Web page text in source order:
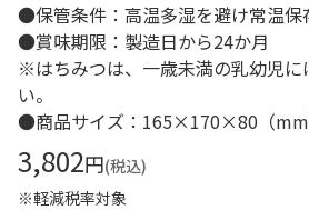
●保管条件：高温多湿を避け常温保
●賞味期限：製造日から24か月
※はちみつは、一歳未満の乳幼児に
い。
●商品サイズ：165×170×80（mm
3,802円(税込)
※軽減税率対象